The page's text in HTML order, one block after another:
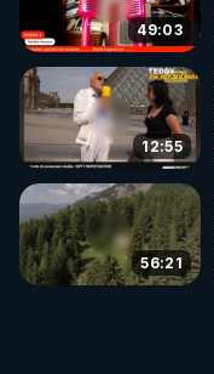
49:03
12:55
56:21